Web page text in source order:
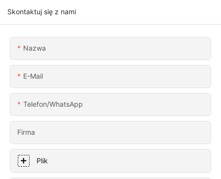
Skontaktuj się z nami
Nazwa
E-Mail
Telefon/WhatsApp
Firma
Plik